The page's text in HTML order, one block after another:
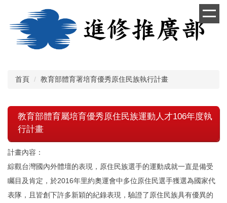
主
首頁
教育部體育署培育優秀原住民族執行計畫
教育部體育屬培育優秀原住民族運動人才106年度執
行計畫
計畫內容：
綜觀台灣國內外體壇的表現，原住民族選手的運動成就一直是備受
矚目及肯定，於2016年里約奧運會中多位原住民選手獲選為國家代
表隊，且皆創下許多新穎的紀錄表現，驗證了原住民族具有優異的